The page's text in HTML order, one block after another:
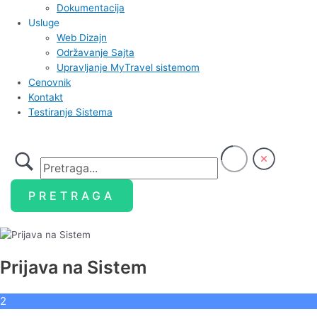
Dokumentacija
Usluge
Web Dizajn
Održavanje Sajta
Upravljanje MyTravel sistemom
Cenovnik
Kontakt
Testiranje Sistema
Prijava na Sistem
2